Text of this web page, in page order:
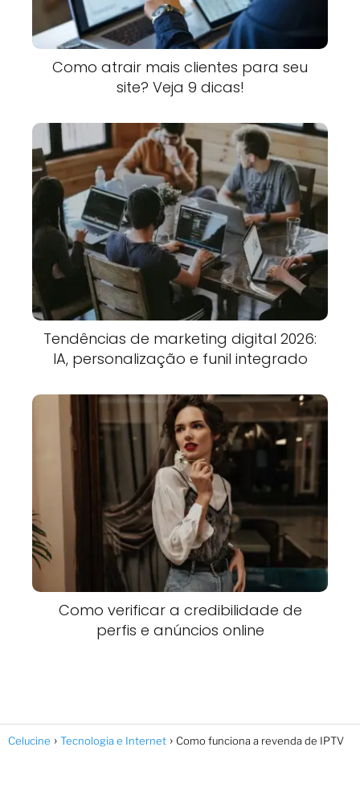
Como atrair mais clientes para seu
site? Veja 9 dicas!
Tendências de marketing digital 2026:
IA, personalização e funil integrado
Como verificar a credibilidade de
perfis e anúncios online
Celucine Tecnologia e Internet Como funciona a revenda de IPTV